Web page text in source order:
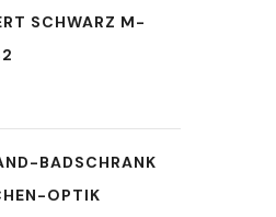
SCHWARZ M-
BADSCHRANK
OPTIK